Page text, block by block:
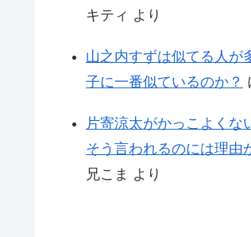
キティ より
山之内すずは似てる人が
子に一番似ているのか？
片寄涼太がかっこよくな
そう言われるのには理由
兄こま より